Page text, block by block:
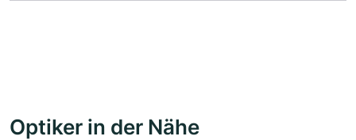
Optiker in der Nähe